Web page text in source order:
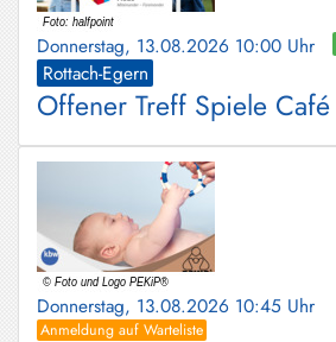
Donnerstag, 13.08.2026 10:00 Uhr
Rottach-Egern
Offener Treff Spiele Café
Donnerstag, 13.08.2026 10:45 Uhr
Anmeldung auf Warteliste